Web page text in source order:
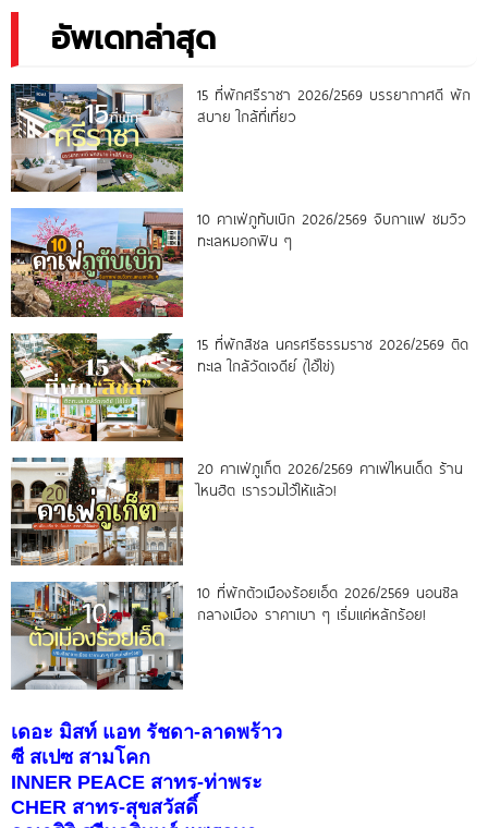
อัพเดทล่าสุด
15 ที่พักศรีราชา 2026/2569 บรรยากาศดี พัก
สบาย ใกล้ที่เที่ยว
10 คาเฟ่ภูทับเบิก 2026/2569 จิบกาแฟ ชมวิว
ทะเลหมอกฟิน ๆ
15 ที่พักสิชล นครศรีธรรมราช 2026/2569 ติด
ทะเล ใกล้วัดเจดีย์ (ไอ้ไข่)
20 คาเฟ่ภูเก็ต 2026/2569 คาเฟ่ไหนเด็ด ร้าน
ไหนฮิต เรารวมไว้ให้แล้ว!
10 ที่พักตัวเมืองร้อยเอ็ด 2026/2569 นอนชิล
กลางเมือง ราคาเบา ๆ เริ่มแค่หลักร้อย!
เดอะ มิสท์ แอท รัชดา-ลาดพร้าว
ซี สเปซ สามโคก
INNER PEACE สาทร-ท่าพระ
CHER สาทร-สุขสวัสดิ์